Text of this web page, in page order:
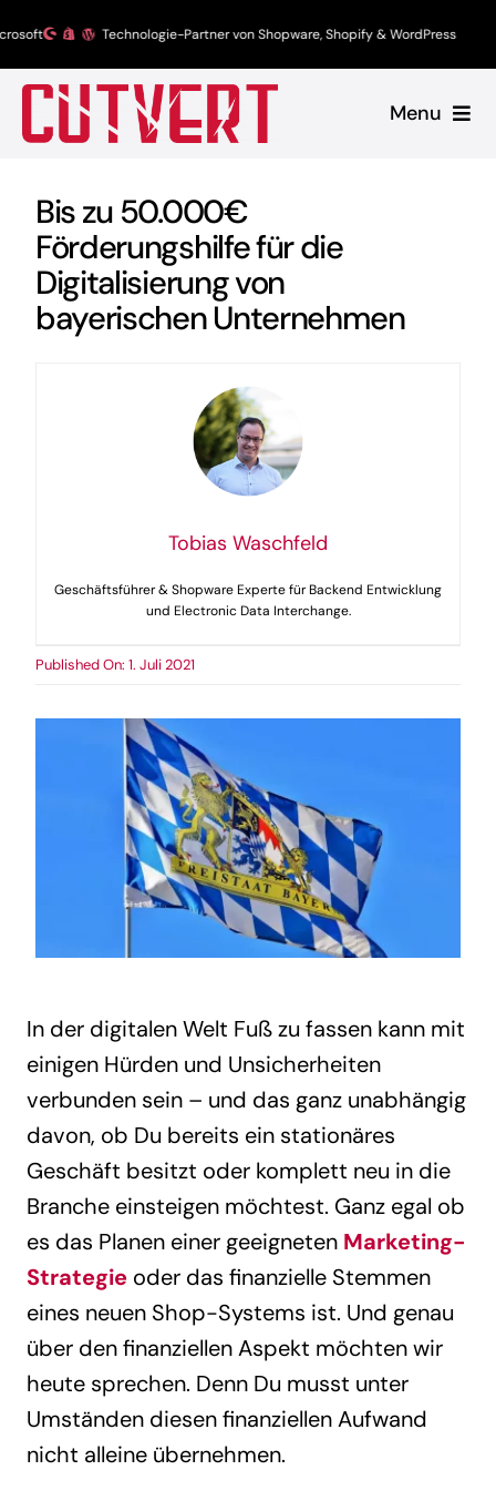
springen
Technologie-Partner von Shopware, Shopify & WordPress
Menu
Shopware
Unsere Produkte
Blog
Bis zu 50.000€
Förderungshilfe für die
Digitalisierung von
bayerischen Unternehmen
Tobias Waschfeld
Geschäftsführer & Shopware Experte für Backend Entwicklung
und Electronic Data Interchange.
Published On: 1. Juli 2021
In der digitalen Welt Fuß zu fassen kann mit
einigen Hürden und Unsicherheiten
verbunden sein – und das ganz unabhängig
davon, ob Du bereits ein stationäres
Geschäft besitzt oder komplett neu in die
Branche einsteigen möchtest. Ganz egal ob
es das Planen einer geeigneten Marketing-
Strategie oder das finanzielle Stemmen
eines neuen Shop-Systems ist. Und genau
über den finanziellen Aspekt möchten wir
heute sprechen. Denn Du musst unter
Umständen diesen finanziellen Aufwand
nicht alleine übernehmen.